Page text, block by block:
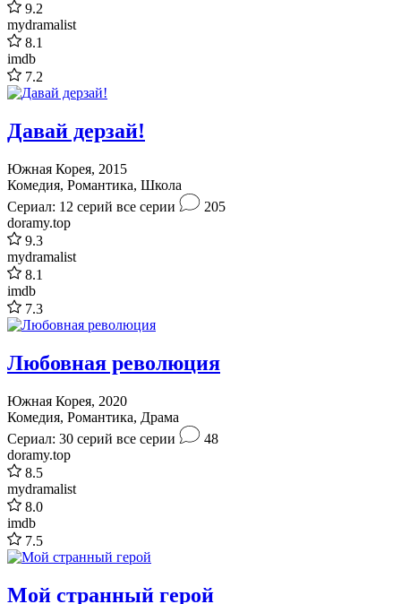
9.2
mydramalist
8.1
imdb
7.2
Давай дерзай!
Южная Корея, 2015
Комедия, Романтика, Школа
Сериал: 12 серий все серии
205
doramy.top
9.3
mydramalist
8.1
imdb
7.3
Любовная революция
Южная Корея, 2020
Комедия, Романтика, Драма
Сериал: 30 серий все серии
48
doramy.top
8.5
mydramalist
8.0
imdb
7.5
Мой странный герой